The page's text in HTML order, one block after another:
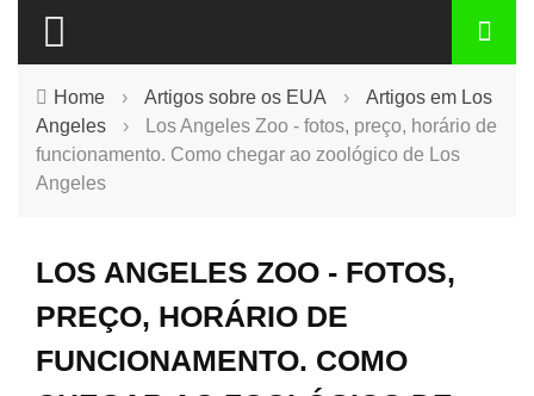
Home › Artigos sobre os EUA ›
Artigos em Los
Angeles
›
Los Angeles Zoo - fotos, preço, horário de
funcionamento. Como chegar ao zoológico de Los
Angeles
LOS ANGELES ZOO - FOTOS,
PREÇO, HORÁRIO DE
FUNCIONAMENTO. COMO